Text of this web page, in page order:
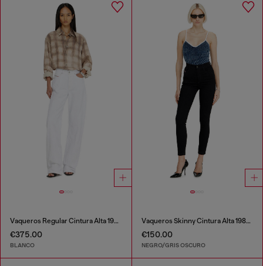
Vaqueros Regular Cintura Alta 1971 D-Sent
€375.00
BLANCO
Vaqueros Skinny Cintura Alta 1984 Slandy-High
€150.00
NEGRO/GRIS OSCURO